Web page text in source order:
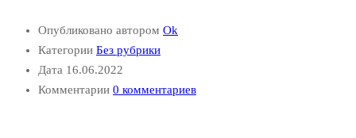
Опубликовано автором Ok
Категории Без рубрики
Дата 16.06.2022
Комментарии 0 комментариев